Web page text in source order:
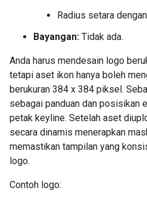
Radius setara
Bayangan: Tidak ada.
Anda harus mendesain logo
tetapi aset ikon hanya boleh
berukuran 384 x 384 piksel.
sebagai panduan dan posisikan
petak keyline. Setelah aset
secara dinamis menerapkan
memastikan tampilan yang
logo.
Contoh logo: